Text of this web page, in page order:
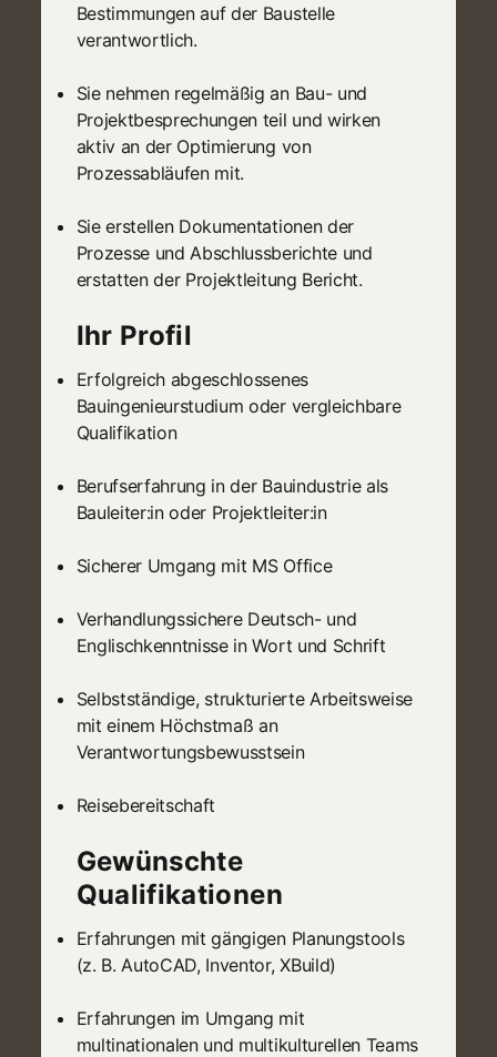
Bestimmungen auf der Baustelle
verantwortlich.
Sie nehmen regelmäßig an Bau- und
Projektbesprechungen teil und wirken
aktiv an der Optimierung von
Prozessabläufen mit.
Sie erstellen Dokumentationen der
Prozesse und Abschlussberichte und
erstatten der Projektleitung Bericht.
Ihr Profil
Erfolgreich abgeschlossenes
Bauingenieurstudium oder vergleichbare
Qualifikation
Berufserfahrung in der Bauindustrie als
Bauleiter:in oder Projektleiter:in
Sicherer Umgang mit MS Office
Verhandlungssichere Deutsch- und
Englischkenntnisse in Wort und Schrift
Selbstständige, strukturierte Arbeitsweise
mit einem Höchstmaß an
Verantwortungsbewusstsein
Reisebereitschaft
Gewünschte
Qualifikationen
Erfahrungen mit gängigen Planungstools
(z. B. AutoCAD, Inventor, XBuild)
Erfahrungen im Umgang mit
multinationalen und multikulturellen Teams